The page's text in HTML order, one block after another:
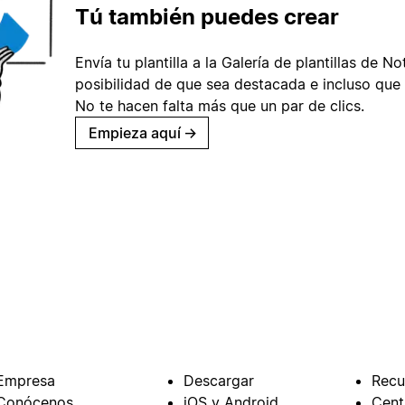
Tú también puedes crear
Envía tu plantilla a la Galería de plantillas de
posibilidad de que sea destacada e incluso
No te hacen falta más que un par de clics.
Empieza aquí →
Descargar